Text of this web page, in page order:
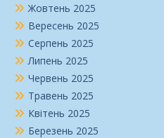
Жовтень 2025
Вересень 2025
Серпень 2025
Липень 2025
Червень 2025
Травень 2025
Квітень 2025
Березень 2025